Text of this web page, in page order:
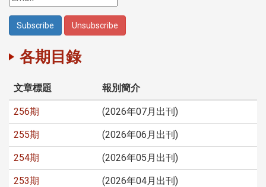
各期目錄
文章標題 報別簡介
256期 (2026年07月出刊)
255期 (2026年06月出刊)
254期 (2026年05月出刊)
253期 (2026年04月出刊)